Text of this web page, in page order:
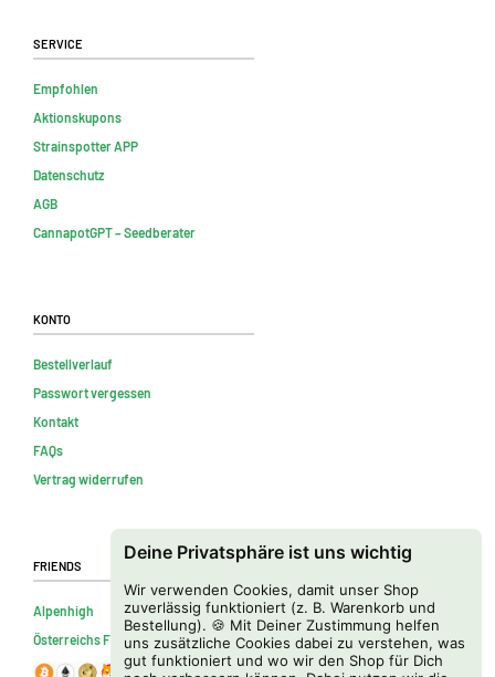
Deine Privatsphäre ist uns wichtig
Wir verwenden Cookies, damit unser Shop
zuverlässig funktioniert (z. B. Warenkorb und
Bestellung). 🍪 Mit Deiner Zustimmung helfen
uns zusätzliche Cookies dabei zu verstehen, was
gut funktioniert und wo wir den Shop für Dich
Service
Empfohlen
Aktionskupons
Strainspotter APP
Datenschutz
AGB
CannapotGPT – Seedberater
Konto
Bestellverlauf
Passwort vergessen
Kontakt
FAQs
Vertrag widerrufen
Friends
Alpenhigh
Österreichs Firmenverzeichnis